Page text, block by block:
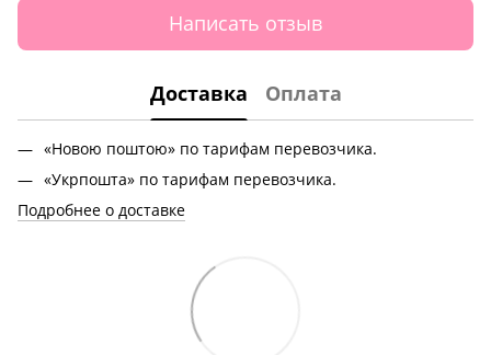
Написать отзыв
Доставка Оплата
«Новою поштою» по тарифам перевозчика.
«Укрпошта» по тарифам перевозчика.
Подробнее о доставке